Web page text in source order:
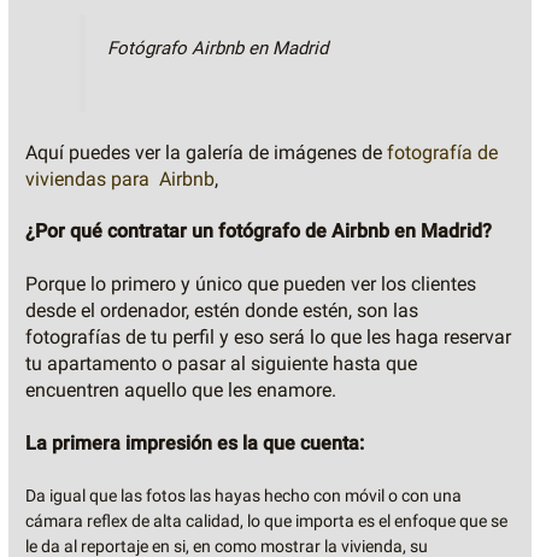
Fotógrafo Airbnb en Madrid
Aquí puedes ver la galería de imágenes defotografía de
viviendas para Airbnb,
¿Por qué contratar un fotógrafo de Airbnb en Madrid?
Porque lo primero y único que pueden ver los clientes
desde el ordenador, estén donde estén, son las
fotografías de tu perfil y eso será lo que les haga reservar
tu apartamento o pasar al siguiente hasta que
encuentren aquello que les enamore.
La primera impresión es la que cuenta:
Da igual que las fotos las hayas hecho con móvil o con una
cámara reflex de alta calidad, lo que importa es el enfoque que se
le da al reportaje en si, en como mostrar la vivienda, su